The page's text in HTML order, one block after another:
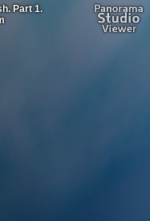
Part 1.